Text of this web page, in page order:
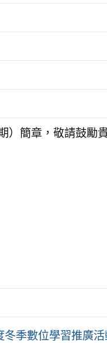
）簡章，敬請鼓勵
季數位學習推廣